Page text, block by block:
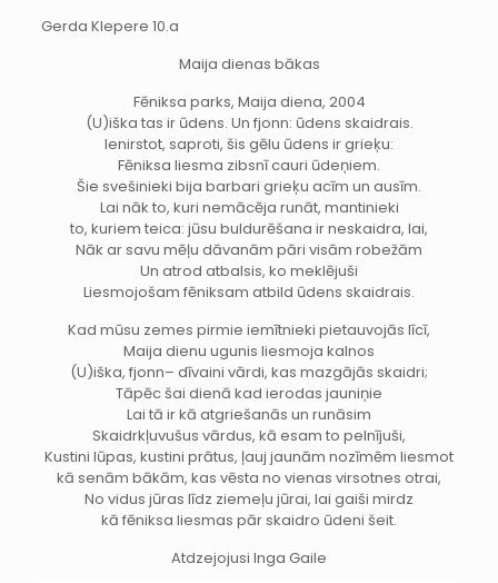
Gerda Klepere 10.a
Maija dienas bākas
Fēniksa parks, Maija diena, 2004
(U)iška tas ir ūdens. Un fjonn: ūdens skaidrais.
Ienirstot, saproti, šis gēlu ūdens ir grieķu:
Fēniksa liesma zibsnī cauri ūdeņiem.
Šie svešinieki bija barbari grieķu acīm un ausīm.
Lai nāk to, kuri nemācēja runāt, mantinieki
to, kuriem teica: jūsu buldurēšana ir neskaidra, lai,
Nāk ar savu mēļu dāvanām pāri visām robežām
Un atrod atbalsis, ko meklējuši
Liesmojošam fēniksam atbild ūdens skaidrais.
Kad mūsu zemes pirmie iemītnieki pietauvojās līcī,
Maija dienu ugunis liesmoja kalnos
(U)iška, fjonn– dīvaini vārdi, kas mazgājās skaidri;
Tāpēc šai dienā kad ierodas jauniņie
Lai tā ir kā atgriešanās un runāsim
Skaidrkļuvušus vārdus, kā esam to pelnījuši,
Kustini lūpas, kustini prātus, ļauj jaunām nozīmēm liesmot
kā senām bākām, kas vēsta no vienas virsotnes otrai,
No vidus jūras līdz ziemeļu jūrai, lai gaiši mirdz
kā fēniksa liesmas pār skaidro ūdeni šeit.
Atdzejojusi Inga Gaile